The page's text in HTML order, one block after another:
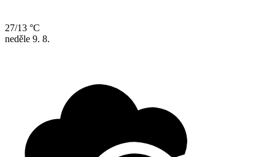
27/13 °C
neděle 9. 8.